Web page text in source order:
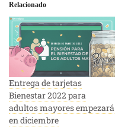
Relacionado
Entrega de tarjetas
Bienestar 2022 para
adultos mayores empezará
en diciembre